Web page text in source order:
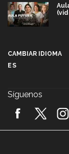
CAMBIAR IDIOMA
ES
Síguenos